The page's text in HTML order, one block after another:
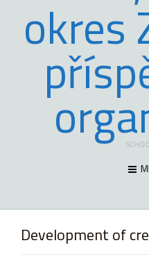
okres
Development of